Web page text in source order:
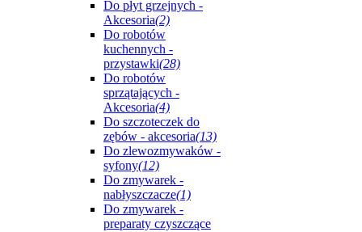
Do płyt grzejnych -
Akcesoria(2)
Do robotów
kuchennych -
przystawki(28)
Do robotów
sprzątających -
Akcesoria(4)
Do szczoteczek do
zębów - akcesoria(13)
Do zlewozmywaków -
syfony(12)
Do zmywarek -
nabłyszczacze(1)
Do zmywarek -
preparaty czyszczące